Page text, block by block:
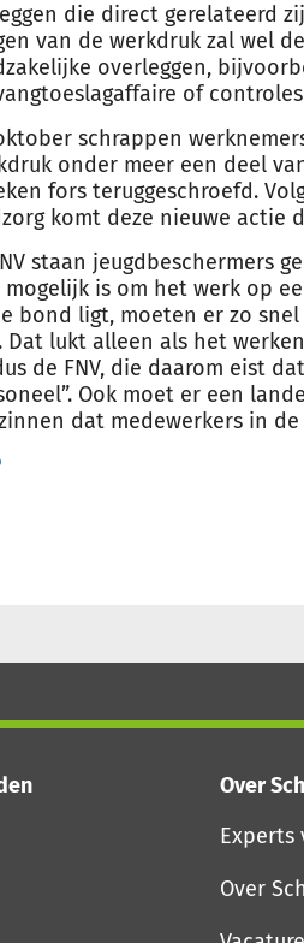
die direct gerelateerd
van de werkdruk zal wel
overleggen,
of
schrappen
onder meer een deel
fors teruggeschroefd.
komt deze nieuwe actie
staan jeugdbeschermers
mogelijk is om het werk op
bond ligt, moeten er zo
Dat lukt alleen als het
de FNV, die daarom eist
Ook moet er een
dat medewerkers in
Over
Experts
Over